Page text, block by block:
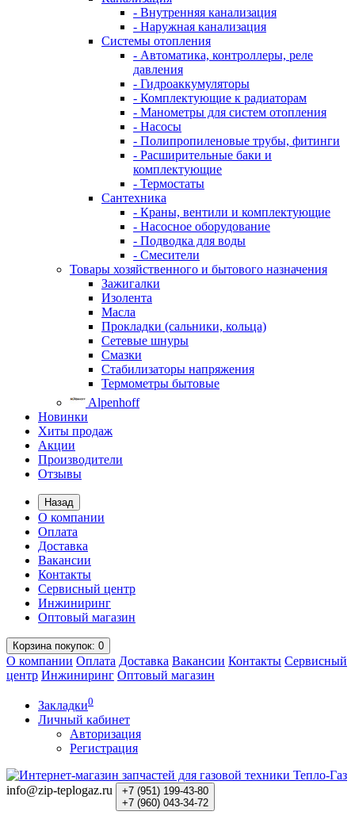
- Внутренняя канализация
- Наружная канализация
Системы отопления
- Автоматика, контроллеры, реле
давления
- Гидроаккумуляторы
- Комплектующие к радиаторам
- Манометры для систем отопления
- Насосы
- Полипропиленовые трубы, фитинги
- Расширительные баки и
комплектующие
- Термостаты
Сантехника
- Краны, вентили и комплектующие
- Насосное оборудование
- Подводка для воды
- Смесители
Товары хозяйственного и бытового назначения
Зажигалки
Изолента
Масла
Прокладки (сальники, кольца)
Сетевые шнуры
Смазки
Стабилизаторы напряжения
Термометры бытовые
Alpenhoff
Новинки
Хиты продаж
Акции
Производители
Отзывы
Назад
О компании
Оплата
Доставка
Вакансии
Контакты
Сервисный центр
Инжиниринг
Оптовый магазин
Корзинапокупок: 0
О компании Оплата Доставка Вакансии Контакты Сервисный
центр Инжиниринг Оптовый магазин
Закладки0
Личный кабинет
Авторизация
Регистрация
info@zip-teplogaz.ru +7 (951) 199-43-80
+7 (960) 043-34-72